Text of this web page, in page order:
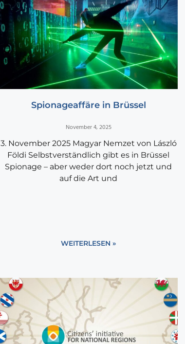
Spionageaffäre in Brüssel
November 4, 2025
3. November 2025 Magyar Nemzet von László
Földi Selbstverständlich gibt es in Brüssel
Spionage – aber weder dort noch jetzt und
auf die Art und
WEITERLESEN »